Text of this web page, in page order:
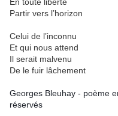
Partir vers l’horizon
Celui de l’inconnu
Et qui nous attend
Il serait malvenu
De le fuir lâchement
Georges Bleuhay - poème
réservés